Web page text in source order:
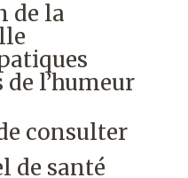
de la
l’humeur
consulter
de santé